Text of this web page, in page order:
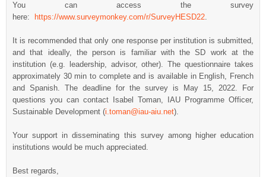
You can access the survey
here:
https://www.surveymonkey.com/r/SurveyHESD22.
It is recommended that only one response per institution is submitted,
and that ideally, the person is familiar with the SD work at the
institution (e.g. leadership, advisor, other). The questionnaire takes
approximately 30 min to complete and is available in English, French
and Spanish. The deadline for the survey is May 15, 2022. For
questions you can contact Isabel Toman, IAU Programme Officer,
Sustainable Development (i.toman@iau-aiu.net).
Your support in disseminating this survey among higher education
institutions would be much appreciated.
Best regards,